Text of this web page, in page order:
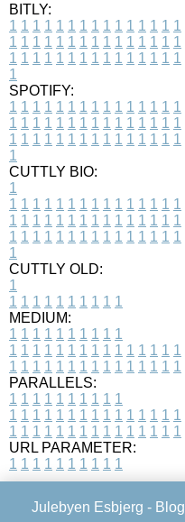
BITLY:
1 1 1 1 1 1 1 1 1 1 1 1 1 1 1
1 1 1 1 1 1 1 1 1 1 1 1 1 1 1
1 1 1 1 1 1 1 1 1 1 1 1 1 1 1
1
SPOTIFY:
1 1 1 1 1 1 1 1 1 1 1 1 1 1 1
1 1 1 1 1 1 1 1 1 1 1 1 1 1 1
1 1 1 1 1 1 1 1 1 1 1 1 1 1 1
1
CUTTLY BIO:
1
1 1 1 1 1 1 1 1 1 1 1 1 1 1 1
1 1 1 1 1 1 1 1 1 1 1 1 1 1 1
1 1 1 1 1 1 1 1 1 1 1 1 1 1 1
1
CUTTLY OLD:
1
1 1 1 1 1 1 1 1 1 1
MEDIUM:
1 1 1 1 1 1 1 1 1 1
1 1 1 1 1 1 1 1 1 1 1 1 1 1 1
1 1 1 1 1 1 1 1 1 1 1 1 1 1 1
PARALLELS:
1 1 1 1 1 1 1 1 1 1
1 1 1 1 1 1 1 1 1 1 1 1 1 1 1
1 1 1 1 1 1 1 1 1 1 1 1 1 1 1
URL PARAMETER:
1 1 1 1 1 1 1 1 1 1
Julebyen Esbjerg - Blog